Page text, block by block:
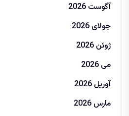
آگوست 2026
جولای 2026
ژوئن 2026
می 2026
آوریل 2026
مارس 2026